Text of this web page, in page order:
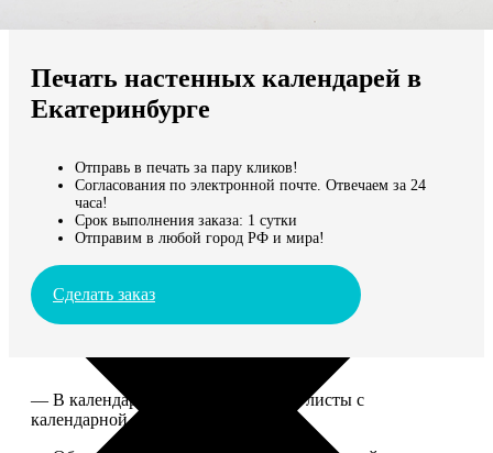
Мы доставляем по всему миру
Продолжить без города
Печать настенных календарей в
Екатеринбурге
Отправь в печать за пару кликов!
Согласования по электронной почте. Отвечаем за 24
часа!
Срок выполнения заказа: 1 сутки
Отправим в любой город РФ и мира!
Сделать заказ
— В календаре 13 листов: обложка+листы с
календарной сеткой.